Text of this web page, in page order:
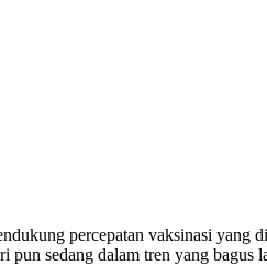
percepatan vaksinasi yang
pun sedang dalam tren yang bagus